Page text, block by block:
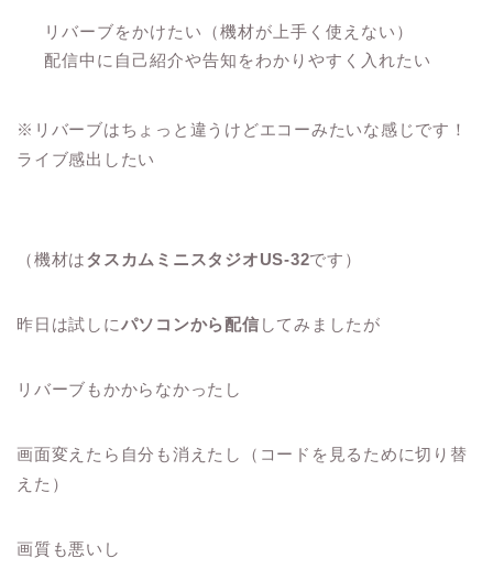
リバーブをかけたい（機材が上手く使えない）
配信中に自己紹介や告知をわかりやすく入れたい
※リバーブはちょっと違うけどエコーみたいな感じです！
ライブ感出したい
（機材はタスカムミニスタジオUS-32です）
昨日は試しにパソコンから配信 してみましたが
リバーブもかからなかったし
画面変えたら自分も消えたし（コードを見るために切り替
えた）
画質も悪いし